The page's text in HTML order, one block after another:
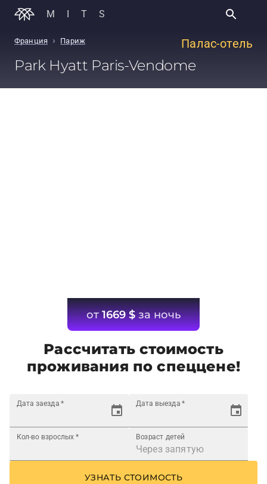
MITS
Палас-отель
Франция › Париж
Park Hyatt Paris-Vendome
от1669 $за ночь
Рассчитать стоимость
проживания по спеццене!
Дата заезда * Дата выезда *
Кол-во взрослых * Возраст детей
УЗНАТЬ СТОИМОСТЬ